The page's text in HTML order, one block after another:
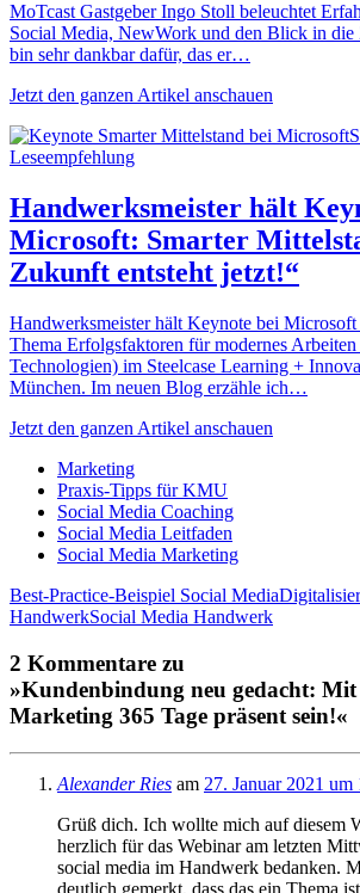
MoTcast Gastgeber Ingo Stoll beleuchtet
Social Media, NewWork und den Blick in
bin sehr dankbar dafür, das er…
Jetzt den ganzen Artikel anschauen
Leseempfehlung
Handwerksmeister hält
Microsoft: Smarter
Zukunft entsteht jetzt!“
Handwerksmeister hält Keynote bei Microsoft
Thema Erfolgsfaktoren für modernes
Technologien) im Steelcase Learning +
München. Im neuen Blog erzähle ich…
Jetzt den ganzen Artikel anschauen
Marketing
Praxis-Tipps für KMU
Social Media Coaching
Social Media Leitfaden
Social Media Marketing
Best-Practice-Beispiel Social Media
HandwerkSocial Media Handwerk
2 Kommentare zu
»Kundenbindung neu gedacht:
Marketing 365 Tage präsent sein!«
Alexander Ries am 27. Januar 2021
Grüß dich. Ich wollte mich auf diesem
herzlich für das Webinar am letzten
social media im Handwerk bedanken.
deutlich gemerkt, dass das ein Thema